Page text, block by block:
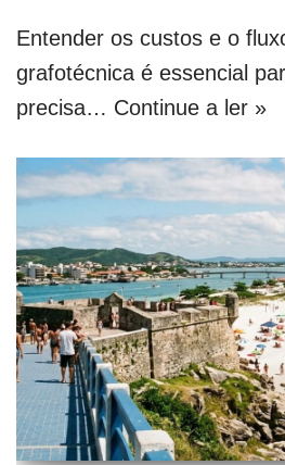
Entender os custos e o
grafotécnica é essencial
precisa… Continue a ler »